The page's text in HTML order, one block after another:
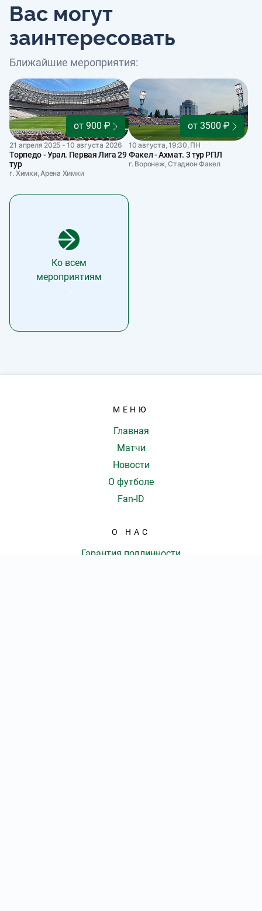
Вас могут
заинтересовать
Ближайшие мероприятия:
от 900 ₽
21 апреля 2025 - 10 августа 2026
Торпедо - Урал. Первая Лига 29
тур
г. Химки, Арена Химки
от 3500 ₽
10 августа, 19:30, ПН
Факел - Ахмат. 3 тур РПЛ
г. Воронеж, Стадион Факел
Ко всем
мероприятиям
МЕНЮ
Главная
Матчи
Новости
О футболе
Fan-ID
О НАС
Гарантия подлинности